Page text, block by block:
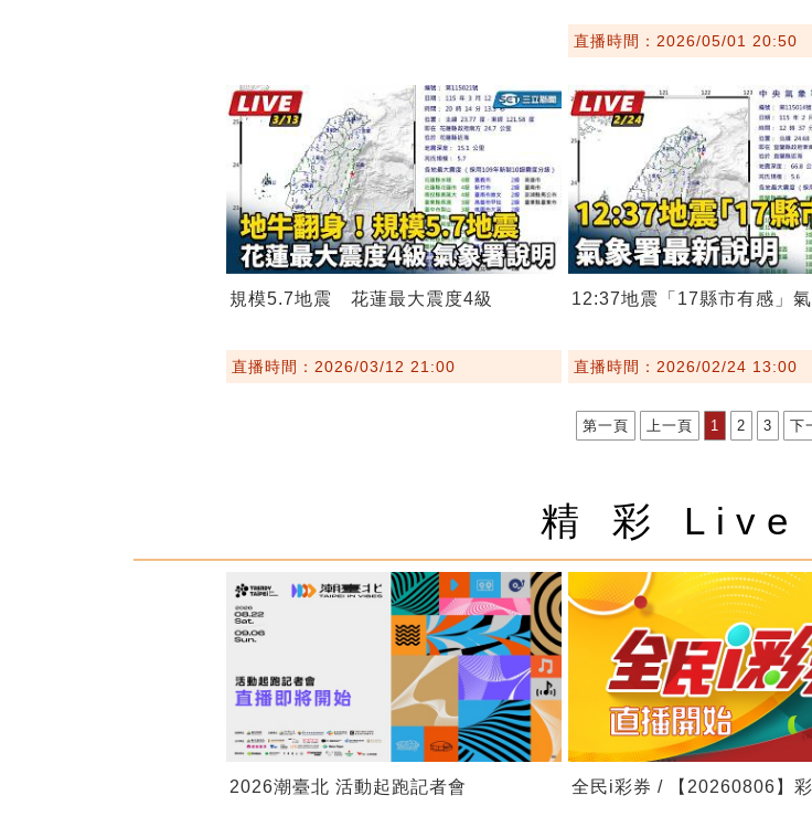
直播時間：2026/05/01 20:50
規模5.7地震 花蓮最大震度4級
直播時間：2026/03/12 21:00
12:37地震「17縣市有感」
直播時間：2026/02/24 13:00
第一頁 上一頁 1 2 3 下
精 彩 Live
2026潮臺北 活動起跑記者會 全民i彩券 / 【20260806】